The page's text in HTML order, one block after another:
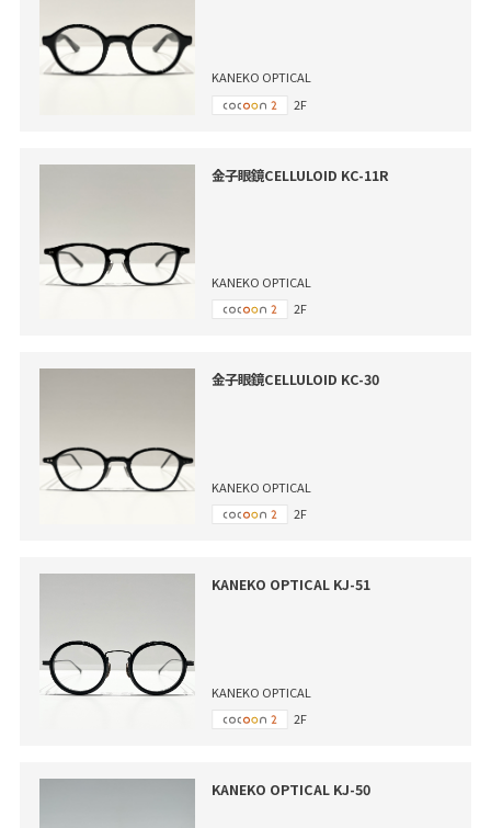
KANEKO OPTICAL
2F
金子眼鏡CELLULOID KC-11R
KANEKO OPTICAL
2F
金子眼鏡CELLULOID KC-30
KANEKO OPTICAL
2F
KANEKO OPTICAL KJ-51
KANEKO OPTICAL
2F
KANEKO OPTICAL KJ-50